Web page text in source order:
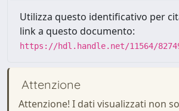
Utilizza questo identificativo per
link a questo documento:
https://hdl.handle.net/11564/
Attenzione
Attenzione! I dati visualizzati non